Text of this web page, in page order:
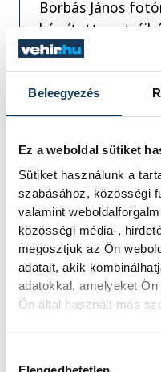
Beleegyezés
Ez a weboldal sütiket
Sütiket használunk a
szabásához, közösségi
valamint
közösségi média-,
megosztjuk az Ön
adatait, akik
adatokkal, amelyeket
Ön által használt más
Borbás János
készített
Dubniczay-palota
Ebben az esetben
választottuk ki a
Kurátorként
nyomda milyen
méretben nyomja
művészekről
alkotott műveket
kiválasztásakor
hogy mely
Művészetek Háza,
gyűjteményében